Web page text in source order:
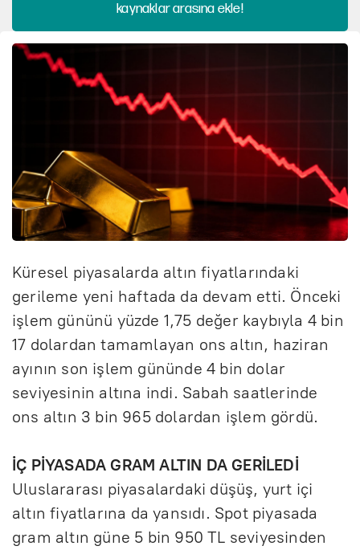
kaynaklar arasına ekle!
Küresel piyasalarda altın fiyatlarındaki
gerileme yeni haftada da devam etti. Önceki
işlem gününü yüzde 1,75 değer kaybıyla 4 bin
17 dolardan tamamlayan ons altın, haziran
ayının son işlem gününde 4 bin dolar
seviyesinin altına indi. Sabah saatlerinde
ons altın 3 bin 965 dolardan işlem gördü.
İÇ PİYASADA GRAM ALTIN DA GERİLEDİ
Uluslararası piyasalardaki düşüş, yurt içi
altın fiyatlarına da yansıdı. Spot piyasada
gram altın güne 5 bin 950 TL seviyesinden